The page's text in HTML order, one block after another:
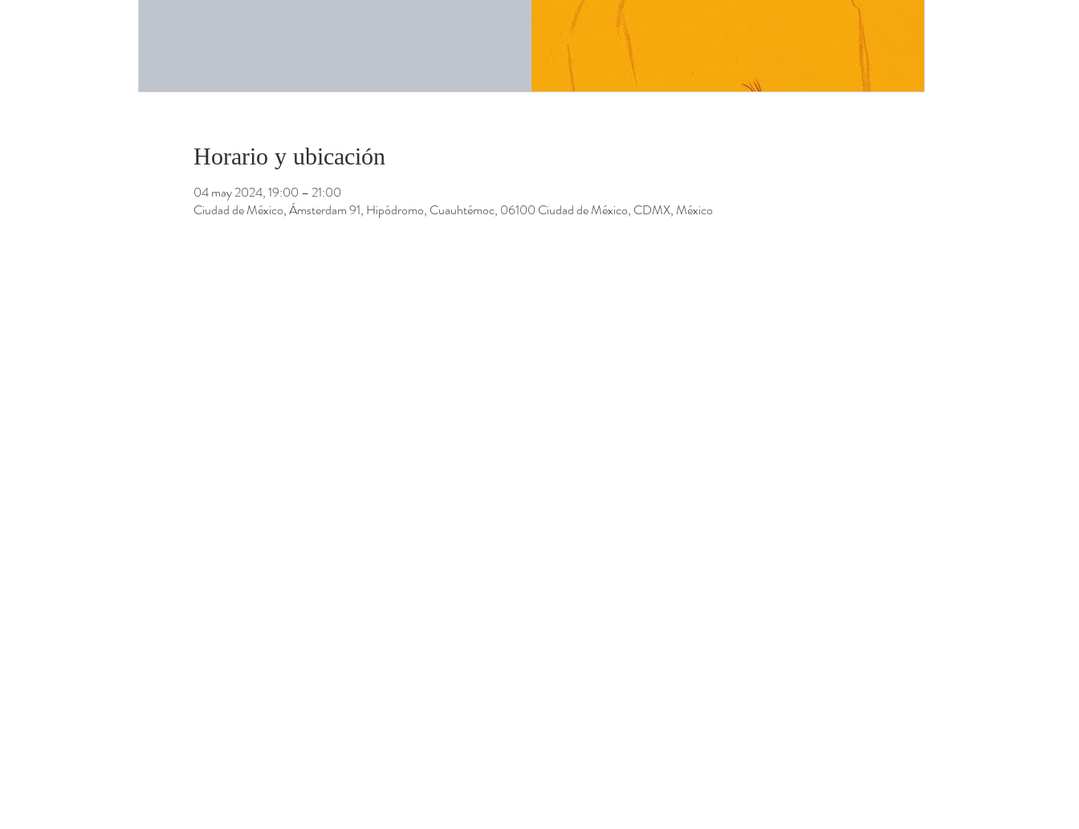
Horario y ubicación
04 may 2024, 19:00 – 21:00
Ciudad de México, Ámsterdam 91, Hipódromo, Cuauhtémoc, 06100 Ciudad de México, CDMX, México